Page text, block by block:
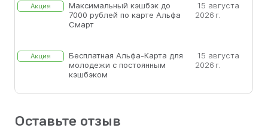
Акция
Максимальный кэшбэк до
7000 рублей по карте Альфа
Смарт
15 августа
2026 г.
Акция
Бесплатная Альфа-Карта для
молодежи с постоянным
кэшбэком
15 августа
2026 г.
Оставьте отзыв